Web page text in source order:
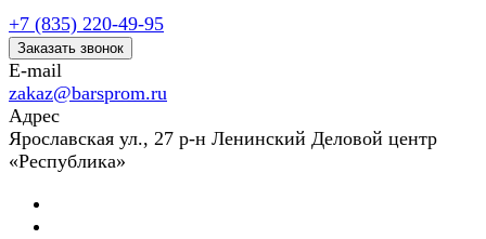
+7 (835) 220-49-95
Заказать звонок
E-mail
zakaz@barsprom.ru
Адрес
Ярославская ул., 27 р-н Ленинский Деловой центр
«Республика»